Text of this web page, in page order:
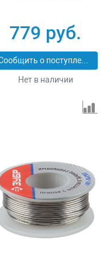
779 руб.
Сообщить о поступлении
Нет в наличии